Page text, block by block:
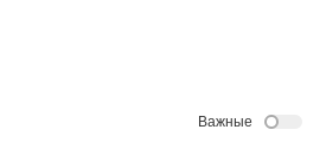
Важные